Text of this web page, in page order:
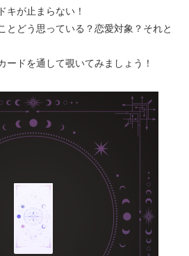
キが止まらない！
とどう思っている？恋愛対象？それと
ードを通して覗いてみましょう！